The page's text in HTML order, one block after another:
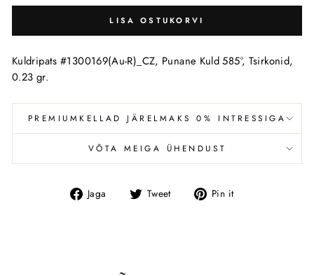
LISA OSTUKORVI
Kuldripats #1300169(Au-R)_CZ, Punane Kuld 585°, Tsirkonid,
0.23 gr.
PREMIUMKELLAD JÄRELMAKS 0% INTRESSIGA
VÕTA MEIGA ÜHENDUST
Jaga
Jaga
Tweet Tweet Pin it